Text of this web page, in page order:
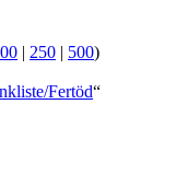
| 250 | 500)
Fertöd“